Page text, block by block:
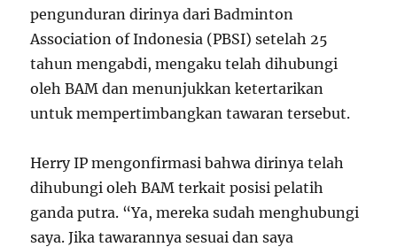
pengunduran dirinya dari Badminton
Association of Indonesia (PBSI) setelah 25
tahun mengabdi, mengaku telah dihubungi
oleh BAM dan menunjukkan ketertarikan
untuk mempertimbangkan tawaran tersebut.
Herry IP mengonfirmasi bahwa dirinya telah
dihubungi oleh BAM terkait posisi pelatih
ganda putra. “Ya, mereka sudah menghubungi
saya. Jika tawarannya sesuai dan saya